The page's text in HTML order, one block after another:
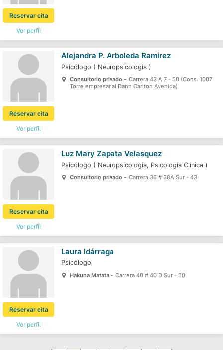
Ver perfil
Reservar cita
Ver perfil
Reservar cita
Alejandra P. Arboleda Ramirez
Psicólogo ( Neuropsicología )
Consultorio privado - Carrera 43 A 7 - 50 (Cons. 1007
Torre empresarial Dann Carlton Avenida)
Ver perfil
Reservar cita
Luz Mary Zapata Velasquez
Psicólogo ( Neuropsicología, Psicología Clínica )
Consultorio privado - Carrera 36 # 38A Sur - 43
Ver perfil
Reservar cita
Laura Idárraga
Psicólogo
Hakuna Matata - Carrera 40 # 40 D Sur - 50